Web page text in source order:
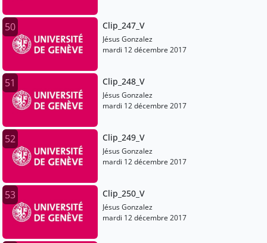
50 Clip_247_V
Jésus Gonzalez
mardi 12 décembre 2017
51 Clip_248_V
Jésus Gonzalez
mardi 12 décembre 2017
52 Clip_249_V
Jésus Gonzalez
mardi 12 décembre 2017
53 Clip_250_V
Jésus Gonzalez
mardi 12 décembre 2017